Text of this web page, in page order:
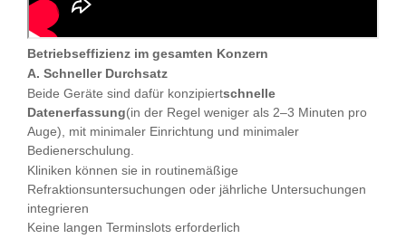
Betriebseffizienz im gesamten Konzern
A. Schneller Durchsatz
Beide Geräte sind dafür konzipiertschnelle
Datenerfassung(in der Regel weniger als 2–3 Minuten pro
Auge), mit minimaler Einrichtung und minimaler
Bedienerschulung.
Kliniken können sie in routinemäßige
Refraktionsuntersuchungen oder jährliche Untersuchungen
integrieren
Keine langen Terminslots erforderlich